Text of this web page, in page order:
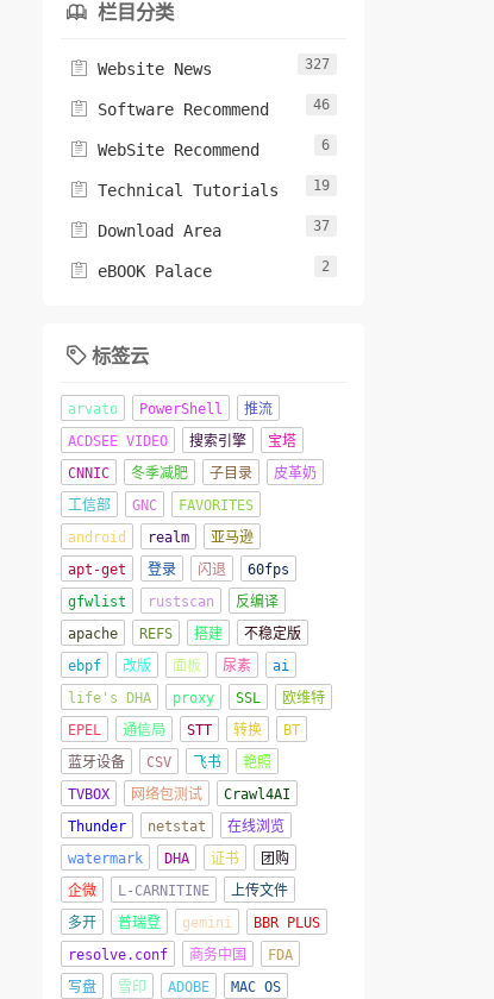
 栏目分类
 Website News 327
 Software Recommend 46
 WebSite Recommend 6
 Technical Tutorials 19
 Download Area 37
 eBOOK Palace 2
 标签云
arvato PowerShell
推流
ACDSEE VIDEO
搜索引擎
宝塔
CNNIC
冬季减肥 子目录
皮革奶
工信部
GNC
FAVORITES
android
realm
亚马逊
apt-get
登录 闪退
60fps
gfwlist
rustscan
反编译
apache
REFS 搭建
不稳定版
ebpf
改版 面板 尿素
ai
life's DHA
proxy SSL
欧维特
EPEL
通信局 STT 转换
BT
蓝牙设备
CSV 飞书
艳照
TVBOX
网络包测试
Crawl4AI
Thunder
netstat
在线浏览
watermark
DHA 证书
团购
企微
L-CARNITINE
上传文件
多开
普瑞登 gemini
BBR PLUS
resolve.conf
商务中国
FDA
写盘
雪印 ADOBE MAC OS